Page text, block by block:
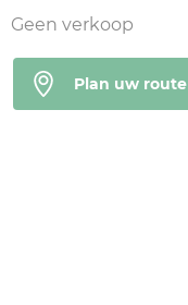
Geen verkoop
Plan uw route